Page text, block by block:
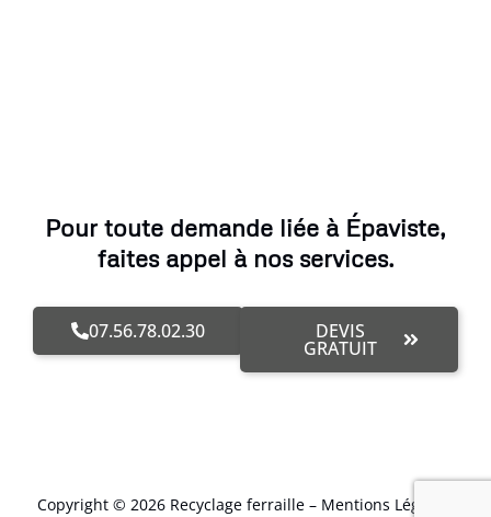
Pour toute demande liée à Épaviste,
faites appel à nos services.
07.56.78.02.30 DEVIS
GRATUIT
Copyright © 2026 Recyclage ferraille – Mentions Légales